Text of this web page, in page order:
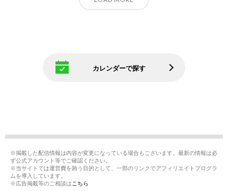
カレンダーで探す
※掲載した配信情報は内容が変更になっている場合もございます。最新の情報は必
ず公式アカウント等でご確認ください。
※当サイトでは運営費を賄う目的として、一部のリンクでアフィリエイトプログラ
ムを導入しています。
※広告掲載等のご相談は こちら